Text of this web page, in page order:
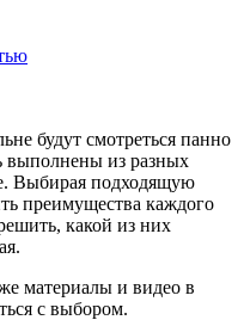
будут смотреться панно
выполнены из разных
Выбирая подходящую
преимущества каждого
какой из них
материалы и видео в
с выбором.